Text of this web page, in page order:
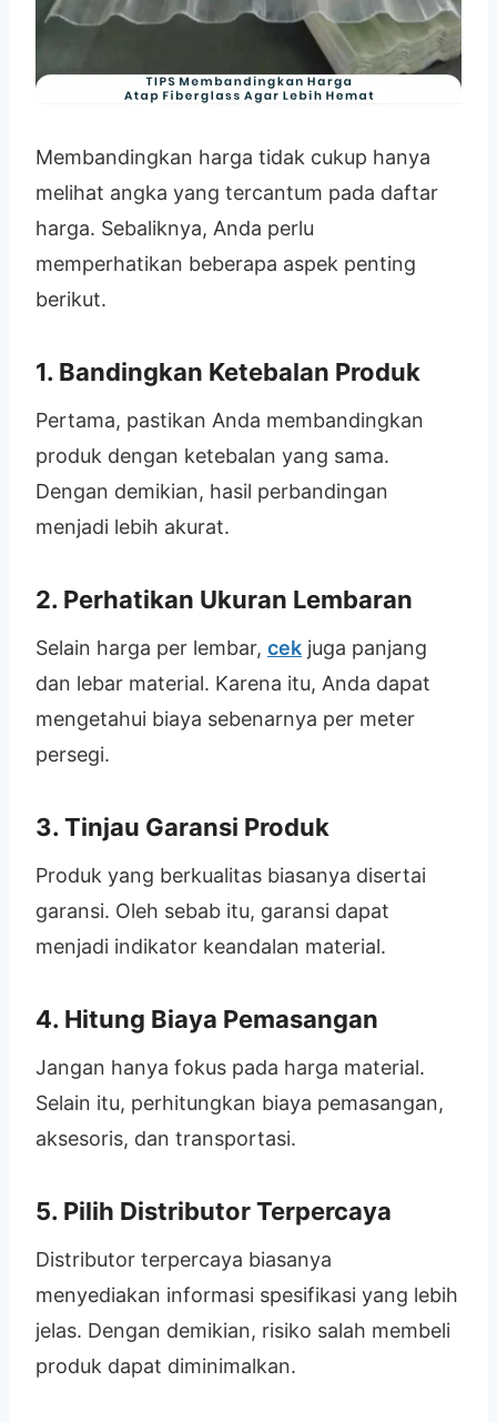
Membandingkan harga tidak cukup hanya
melihat angka yang tercantum pada daftar
harga. Sebaliknya, Anda perlu
memperhatikan beberapa aspek penting
berikut.
1. Bandingkan Ketebalan Produk
Pertama, pastikan Anda membandingkan
produk dengan ketebalan yang sama.
Dengan demikian, hasil perbandingan
menjadi lebih akurat.
2. Perhatikan Ukuran Lembaran
Selain harga per lembar, cek juga panjang
dan lebar material. Karena itu, Anda dapat
mengetahui biaya sebenarnya per meter
persegi.
3. Tinjau Garansi Produk
Produk yang berkualitas biasanya disertai
garansi. Oleh sebab itu, garansi dapat
menjadi indikator keandalan material.
4. Hitung Biaya Pemasangan
Jangan hanya fokus pada harga material.
Selain itu, perhitungkan biaya pemasangan,
aksesoris, dan transportasi.
5. Pilih Distributor Terpercaya
Distributor terpercaya biasanya
menyediakan informasi spesifikasi yang lebih
jelas. Dengan demikian, risiko salah membeli
produk dapat diminimalkan.